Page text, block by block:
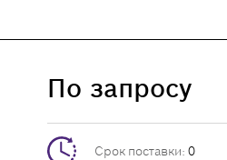
По запросу
Срок поставки: 0